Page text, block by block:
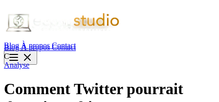
Blog À propos Contact
BlogÀ proposContact
C
Analyse
Comment Twitter pourrait